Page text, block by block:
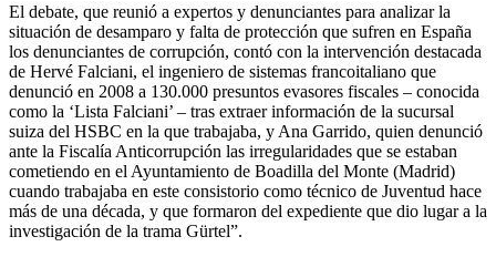
El debate, que reunió a expertos y denunciantes para analizar la
situación de desamparo y falta de protección que sufren en España
los denunciantes de corrupción, contó con la intervención destacada
de Hervé Falciani, el ingeniero de sistemas francoitaliano que
denunció en 2008 a 130.000 presuntos evasores fiscales – conocida
como la ‘Lista Falciani’ – tras extraer información de la sucursal
suiza del HSBC en la que trabajaba, y Ana Garrido, quien denunció
ante la Fiscalía Anticorrupción las irregularidades que se estaban
cometiendo en el Ayuntamiento de Boadilla del Monte (Madrid)
cuando trabajaba en este consistorio como técnico de Juventud hace
más de una década, y que formaron del expediente que dio lugar a la
investigación de la trama Gürtel”.